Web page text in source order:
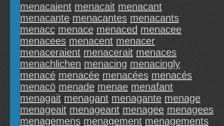
menacaient menacait menacant
menacante menacantes menacants
menacc menace menaced menacee
menacees menacent menacer
menaceraient menacerait menaces
menachlichen menacing menacingly
menacé menacée menacées menacés
menacö menade menae menafant
menagait menagant menagante menage
menageait menageant menagee menagees
menagemens menagement menagements